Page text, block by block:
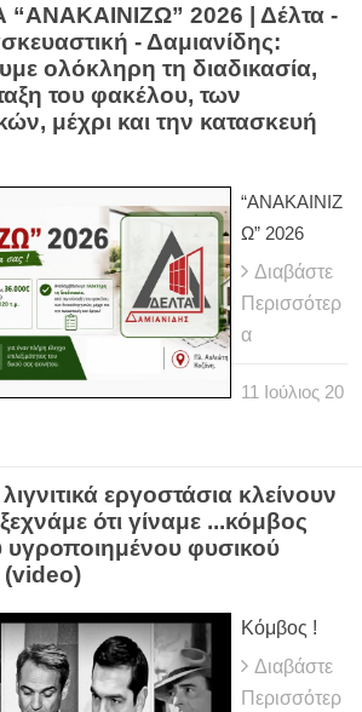
2026 | Δέλτα -
- Δαμιανίδης:
ολόκληρη τη διαδικασία,
του φακέλου, των
μέχρι και την κατασκευή
“ΑΝΑΚΑΙΝΙΖ
Ω” 2026
Διαβάστε
Περισσότερ
α
11 Ιούλιος 20
εργοστάσια κλείνουν
ότι γίναμε ...κόμβος
υγροποιημένου φυσικού
(video)
Κόμβος !
Διαβάστε
Περισσότερ